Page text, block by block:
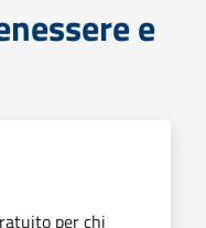
e
per chi